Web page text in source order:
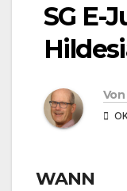
SG E-
Von
WANN